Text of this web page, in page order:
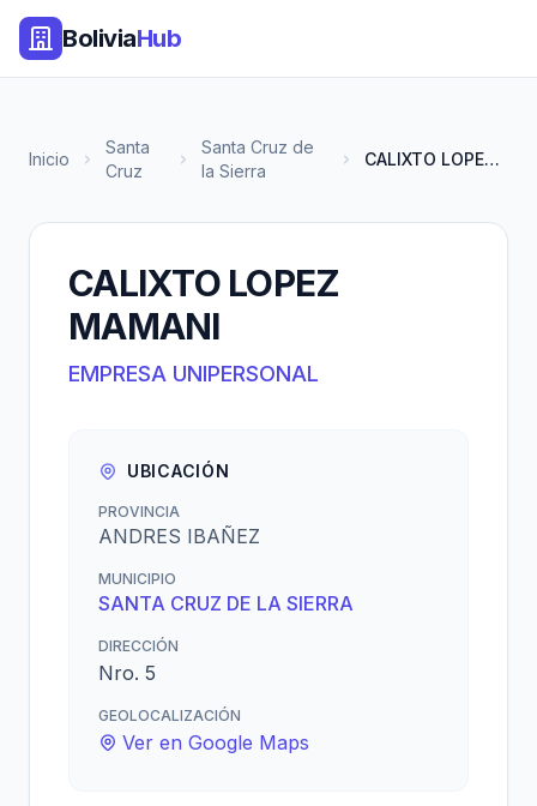
BoliviaHub
Inicio
Santa
Cruz
Santa Cruz de
la Sierra
CALIXTO LOPEZ MAMANI
CALIXTO LOPEZ
MAMANI
EMPRESA UNIPERSONAL
UBICACIÓN
PROVINCIA
ANDRES IBAÑEZ
MUNICIPIO
SANTA CRUZ DE LA SIERRA
DIRECCIÓN
Nro. 5
GEOLOCALIZACIÓN
Ver en Google Maps